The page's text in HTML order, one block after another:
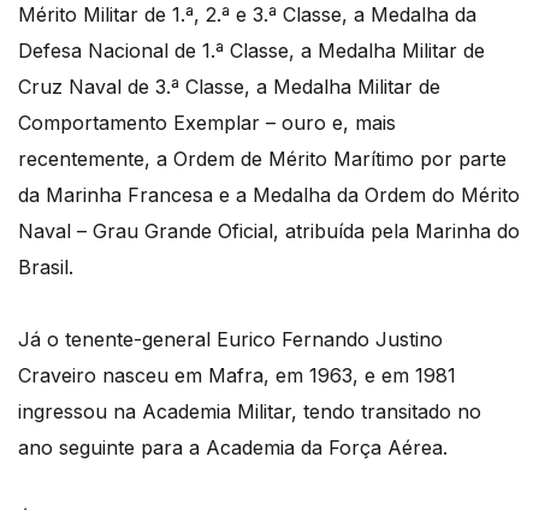
Mérito Militar de 1.ª, 2.ª e 3.ª Classe, a Medalha da
Defesa Nacional de 1.ª Classe, a Medalha Militar de
Cruz Naval de 3.ª Classe, a Medalha Militar de
Comportamento Exemplar – ouro e, mais
recentemente, a Ordem de Mérito Marítimo por parte
da Marinha Francesa e a Medalha da Ordem do Mérito
Naval – Grau Grande Oficial, atribuída pela Marinha do
Brasil.
Já o tenente-general Eurico Fernando Justino
Craveiro nasceu em Mafra, em 1963, e em 1981
ingressou na Academia Militar, tendo transitado no
ano seguinte para a Academia da Força Aérea.